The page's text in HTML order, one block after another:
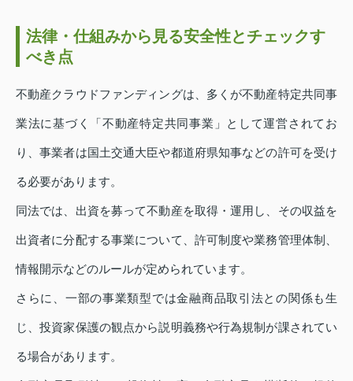
法律・仕組みから見る安全性とチェックす
べき点
不動産クラウドファンディングは、多くが不動産特定共同事
業法に基づく「不動産特定共同事業」として運営されてお
り、事業者は国土交通大臣や都道府県知事などの許可を受け
る必要があります。
同法では、出資を募って不動産を取得・運用し、その収益を
出資者に分配する事業について、許可制度や業務管理体制、
情報開示などのルールが定められています。
さらに、一部の事業類型では金融商品取引法との関係も生
じ、投資家保護の観点から説明義務や行為規制が課されてい
る場合があります。